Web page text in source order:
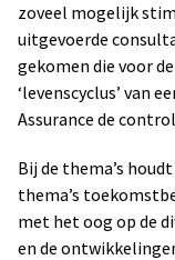
zoveel mogelijk
uitgevoerde
gekomen die voor
‘levenscyclus’ van
Assurance de
Bij de thema’s
thema’s
met het oog op de
en de